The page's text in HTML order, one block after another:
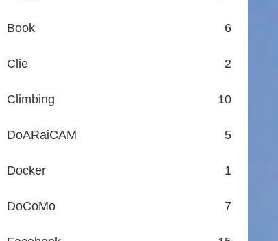
Book 6
Clie 2
Climbing 10
DoARaiCAM 5
Docker 1
DoCoMo 7